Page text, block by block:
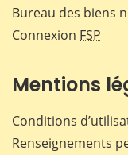
Bureau des biens
Connexion FSP
Mentions
Conditions
Renseignements